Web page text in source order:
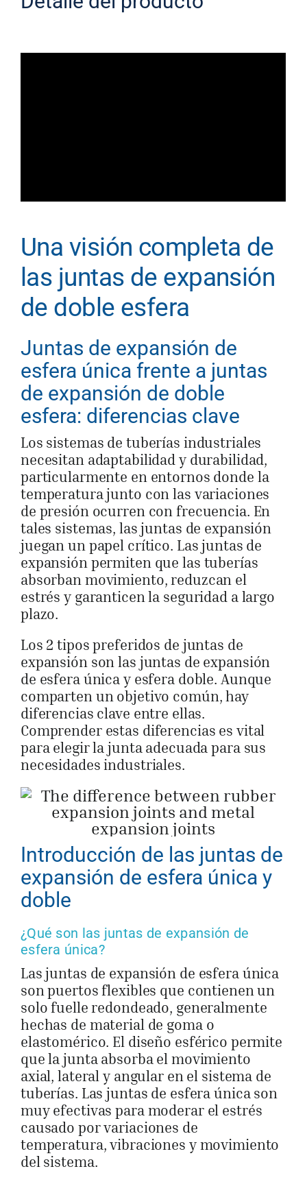
Una visión completa de
las juntas de expansión
de doble esfera
Juntas de expansión de
esfera única frente a juntas
de expansión de doble
esfera: diferencias clave
Los sistemas de tuberías industriales
necesitan adaptabilidad y durabilidad,
particularmente en entornos donde la
temperatura junto con las variaciones
de presión ocurren con frecuencia. En
tales sistemas, las juntas de expansión
juegan un papel crítico. Las juntas de
expansión permiten que las tuberías
absorban movimiento, reduzcan el
estrés y garanticen la seguridad a largo
plazo.
Los 2 tipos preferidos de juntas de
expansión son las juntas de expansión
de esfera única y esfera doble. Aunque
comparten un objetivo común, hay
diferencias clave entre ellas.
Comprender estas diferencias es vital
para elegir la junta adecuada para sus
necesidades industriales.
Introducción de las juntas de
expansión de esfera única y
doble
¿Qué son las juntas de expansión de
esfera única?
Las juntas de expansión de esfera única
son puertos flexibles que contienen un
solo fuelle redondeado, generalmente
hechas de material de goma o
elastomérico. El diseño esférico permite
que la junta absorba el movimiento
axial, lateral y angular en el sistema de
tuberías. Las juntas de esfera única son
muy efectivas para moderar el estrés
causado por variaciones de
temperatura, vibraciones y movimiento
del sistema.